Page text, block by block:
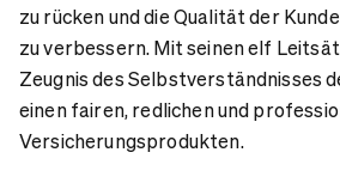
zu rücken und die Qualität der
zu verbessern. Mit seinen elf
Zeugnis des Selbstverständnisses
einen fairen, redlichen und
Versicherungsprodukten.